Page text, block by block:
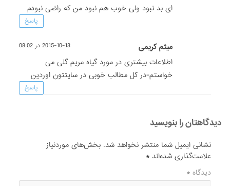
ای بد نبود ولی خوب هم نبود من که راضی نبودم
پاسخ
میثم کریمی 2015-10-13 در 08:02
اطلاعات بیشتری در مورد گیاه مریم گلی می
خواستم-در کل مطالب خوبی در سایتتون اوردین
پاسخ
دیدگاهتان را بنویسید
نشانی ایمیل شما منتشر نخواهد شد. بخش‌های موردنیاز
علامت‌گذاری شده‌اند*
دیدگاه*